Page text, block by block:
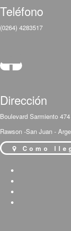
Teléfono
(0264) 4283517
Dirección
Boulevard Sarmiento
Rawson -San Juan -
Como